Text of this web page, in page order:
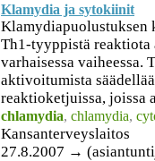
Klamydia ja sytokiinit
Klamydiapuolustuksen
Th1-tyyppistä
varhaisessa vaiheessa.
aktivoitumista
reaktioketjuissa, joissa
chlamydia, chlamydia,
Kansanterveyslaitos
27.8.2007 →